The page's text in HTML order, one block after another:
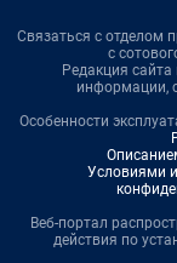
Связаться с отделом
с
Редакция сайта
информации,
Особенности
Условиями
Веб-портал
действия по